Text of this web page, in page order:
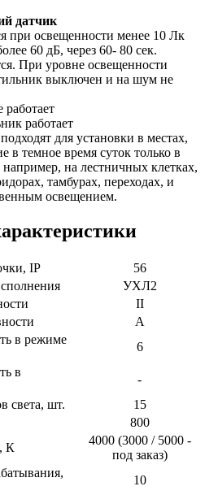
датчик
при освещенности менее 10 Лк
60 дБ, через 60- 80 сек.
При уровне освещенности
выключен и на шум не
работает
работает
для установки в местах,
в темное время суток только в
например, на лестничных клетках,
тамбурах, переходах, и
освещением.
IP
56
УХЛ2
II
А
в режиме
6
в
-
света, шт.
15
800
К
4000 (3000 / 5000 -
под заказ)
10